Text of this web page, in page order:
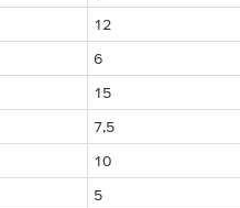
12
6
15
7,5
10
5